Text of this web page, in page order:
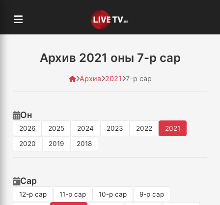
Архив 2021 оны 7-р сар
Архив 2021 7-р сар
Он
2026 2025 2024 2023 2022
2021
2020
2019 2018
Сар
12-р сар 11-р сар 10-р сар
9-р сар